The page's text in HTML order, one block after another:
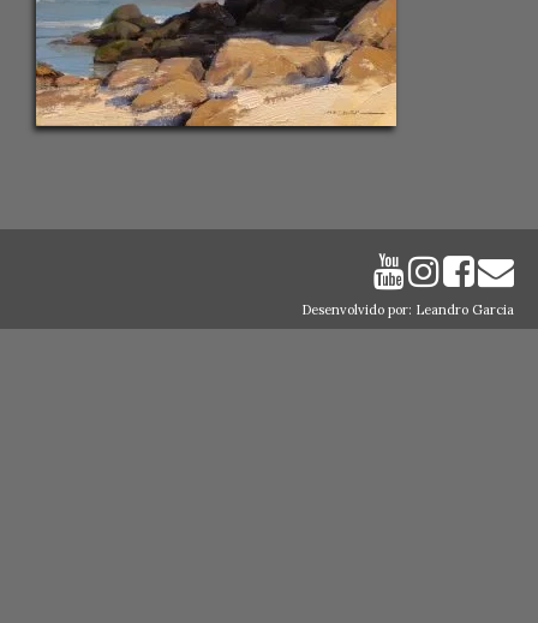
Desenvolvido por: Leandro Garcia